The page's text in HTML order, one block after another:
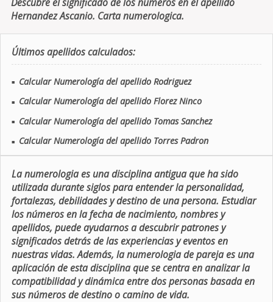
Hernandez Ascanio. Carta numerologica.
Últimos apellidos calculados:
■ Calcular Numerología del apellido Rodriguez
■ Calcular Numerología del apellido Florez Ninco
■ Calcular Numerología del apellido Tomas Sanchez
■ Calcular Numerología del apellido Torres Padron
La numerologia es una disciplina antigua que ha sido
utilizada durante siglos para entender la personalidad,
fortalezas, debilidades y destino de una persona. Estudiar
los números en la fecha de nacimiento, nombres y
apellidos, puede ayudarnos a descubrir patrones y
significados detrás de las experiencias y eventos en
nuestras vidas. Además, la numerologia de pareja es una
aplicación de esta disciplina que se centra en analizar la
compatibilidad y dinámica entre dos personas basada en
sus números de destino o camino de vida.